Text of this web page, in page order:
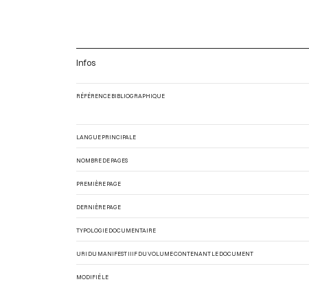
Infos
RÉFÉRENCE BIBLIOGRAPHIQUE
LANGUE PRINCIPALE
NOMBRE DE PAGES
PREMIÈRE PAGE
DERNIÈRE PAGE
TYPOLOGIE DOCUMENTAIRE
URI DU MANIFEST IIIF DU VOLUME CONTENANT LE DOCUMENT
MODIFIÉ LE